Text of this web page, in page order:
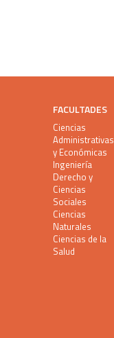
FACULTADES
Ciencias
Administrativas
y Económicas
Ingeniería
Derecho y
Ciencias
Sociales
Ciencias
Naturales
Ciencias de la
Salud